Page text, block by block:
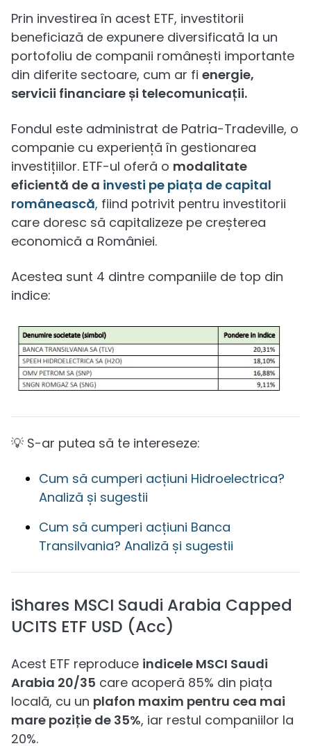
Prin investirea în acest ETF, investitorii
beneficiază de expunere diversificată la un
portofoliu de companii românești importante
din diferite sectoare, cum ar fi energie,
servicii financiare și telecomunicații.
Fondul este administrat de Patria-Tradeville, o
companie cu experiență în gestionarea
investițiilor. ETF-ul oferă o modalitate
eficientă de a investi pe piața de capital
românească, fiind potrivit pentru investitorii
care doresc să capitalizeze pe creșterea
economică a României.
Acestea sunt 4 dintre companiile de top din
indice:
💡 S-ar putea să te intereseze:
Cum să cumperi acțiuni Hidroelectrica?
Analiză și sugestii
Cum să cumperi acțiuni Banca
Transilvania? Analiză și sugestii
iShares MSCI Saudi Arabia Capped
UCITS ETF USD (Acc)
Acest ETF reproduce indicele MSCI Saudi
Arabia 20/35 care acoperă 85% din piața
locală, cu un plafon maxim pentru cea mai
mare poziție de 35%, iar restul companiilor la
20%.